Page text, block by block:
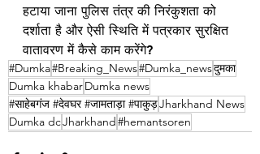
हटाया जाना पुलिस तंत्र की निरंकुशता को
दर्शाता है और ऐसी स्थिति में पत्रकार सुरक्षित
वातावरण में कैसे काम करेंगे?
#Dumka#Breaking_News#Dumka_newsदुमका
Dumka khabarDumka news
#साहेबगंज #देवघर #जामताड़ा #पाकुड़Jharkhand News
Dumka dcJharkhand#hemantsoren